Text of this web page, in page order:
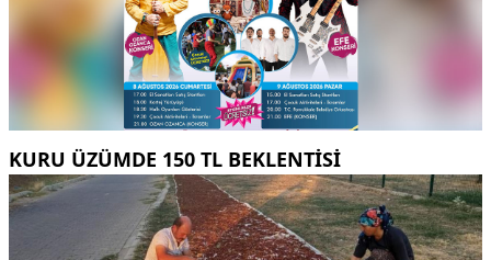
KURU ÜZÜMDE 150 TL BEKLENTISI